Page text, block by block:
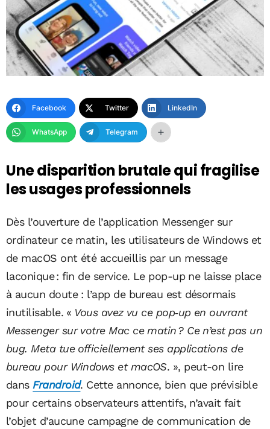
Facebook Twitter LinkedIn
WhatsApp Telegram
Une disparition brutale qui fragilise
les usages professionnels
Dès l’ouverture de l’application Messenger sur
ordinateur ce matin, les utilisateurs de Windows et
de macOS ont été accueillis par un message
laconique : fin de service. Le pop-up ne laisse place
à aucun doute : l’app de bureau est désormais
inutilisable. « Vous avez vu ce pop‑up en ouvrant
Messenger sur votre Mac ce matin ? Ce n’est pas un
bug. Meta tue officiellement ses applications de
bureau pour Windows et macOS. », peut-on lire
dans Frandroid. Cette annonce, bien que prévisible
pour certains observateurs attentifs, n’avait fait
l’objet d’aucune campagne de communication de